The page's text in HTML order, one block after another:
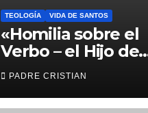
TEOLOGÍA VIDA DE SANTOS
«Homilia sobre el
Verbo – el Hijo de
Dios» San
Nicolás (Velimírovic
h)
PADRE CRISTIAN